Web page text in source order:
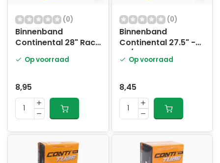
(0)
Binnenband
Continental 28" Race
SV80mm ventiel
Op voorraad
8,95
(0)
Binnenband
Continental 27.5" -
47/62-584 -
SV42mm ventiel
Op voorraad
8,45